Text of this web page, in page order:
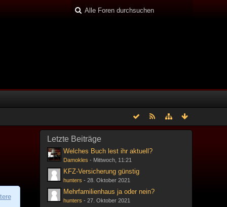
Letzte Beiträge
Welches Buch lest ihr aktuell?
Damokles - Mittwoch, 11:21
KFZ-Versicherung günstig
hunters - 28. Oktober 2021
Mehrfamilienhaus ja oder nein?
hunters - 27. Oktober 2021